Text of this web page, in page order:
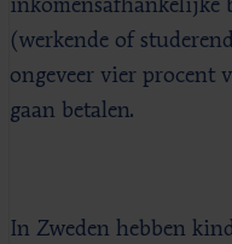
inkomensafhankelijke
(werkende of
ongeveer vier procent
gaan betalen.
In Zweden hebben